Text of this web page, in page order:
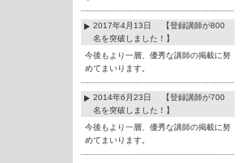
2017年4月13日 【登録講師が800
名を突破しました！】
今後もより一層、優秀な講師の掲載に努
めてまいります。
2014年6月23日 【登録講師が700
名を突破しました！】
今後もより一層、優秀な講師の掲載に努
めてまいります。